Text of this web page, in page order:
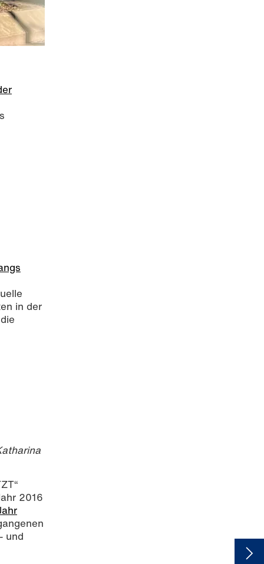
in der
2016
und